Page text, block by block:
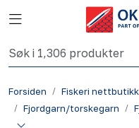
Skip to main content
Toggle navigation
Forsiden Fiskeri nettbutikk
Fjordgarn/torskegarn
Fiskeri nettbutikk
Havbruk